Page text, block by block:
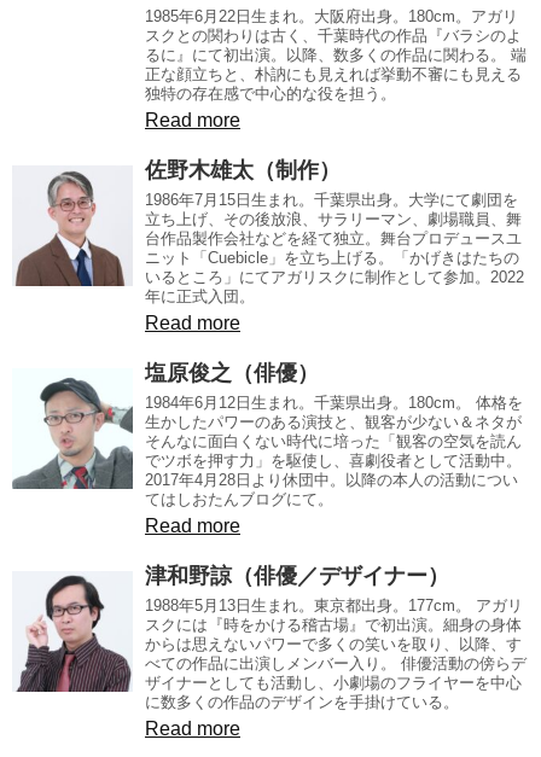
1985年6月22日生まれ。大阪府出身。180cm。アガリ
スクとの関わりは古く、千葉時代の作品『バラシのよ
るに』にて初出演。以降、数多くの作品に関わる。 端
正な顔立ちと、朴訥にも見えれば挙動不審にも見える
独特の存在感で中心的な役を担う。
Read more
佐野木雄太（制作）
1986年7月15日生まれ。千葉県出身。大学にて劇団を
立ち上げ、その後放浪、サラリーマン、劇場職員、舞
台作品製作会社などを経て独立。舞台プロデュースユ
ニット「Cuebicle」を立ち上げる。「かげきはたちの
いるところ」にてアガリスクに制作として参加。2022
年に正式入団。
Read more
塩原俊之（俳優）
1984年6月12日生まれ。千葉県出身。180cm。 体格を
生かしたパワーのある演技と、観客が少ない＆ネタが
そんなに面白くない時代に培った「観客の空気を読ん
でツボを押す力」を駆使し、喜劇役者として活動中。
2017年4月28日より休団中。以降の本人の活動につい
てはしおたんブログにて。
Read more
津和野諒（俳優／デザイナー）
1988年5月13日生まれ。東京都出身。177cm。 アガリ
スクには『時をかける稽古場』で初出演。細身の身体
からは思えないパワーで多くの笑いを取り、以降、す
べての作品に出演しメンバー入り。 俳優活動の傍らデ
ザイナーとしても活動し、小劇場のフライヤーを中心
に数多くの作品のデザインを手掛けている。
Read more